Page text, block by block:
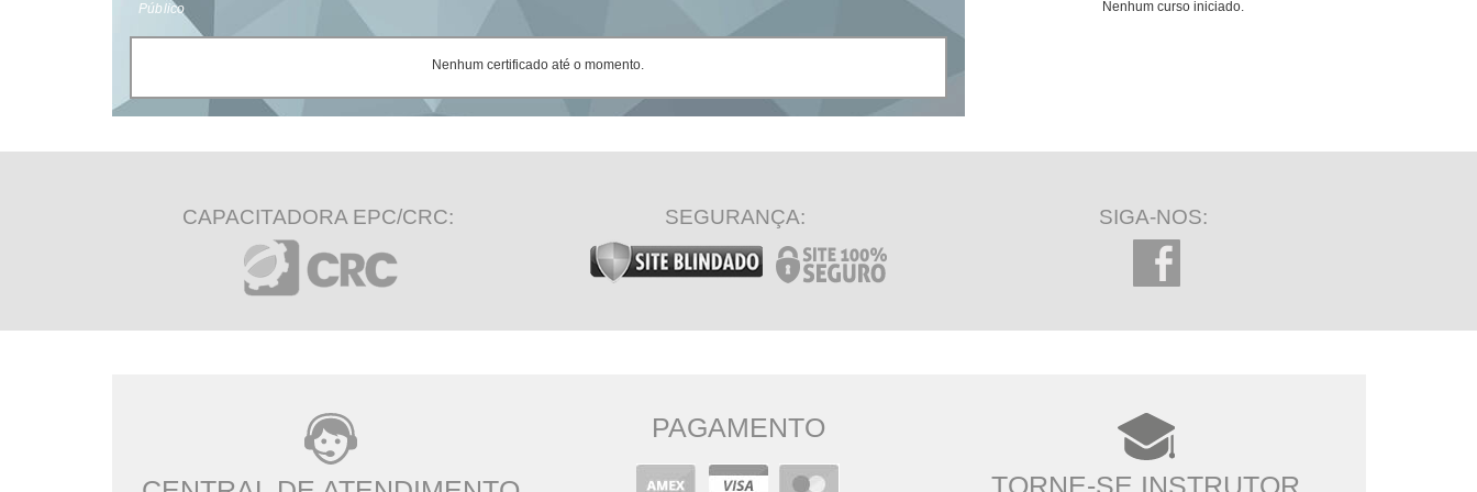
Público
Nenhum certificado até o momento.
Nenhum curso iniciado.
CAPACITADORA EPC/CRC: SEGURANÇA: SIGA-NOS:
PAGAMENTO
TORNE-SE INSTRUTOR